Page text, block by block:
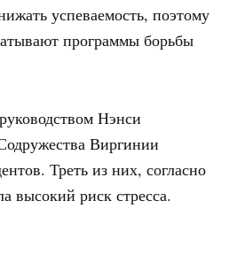
успеваемость, поэтому
программы борьбы
Нэнси
Виргинии
Треть из них, согласно
высокий риск стресса.